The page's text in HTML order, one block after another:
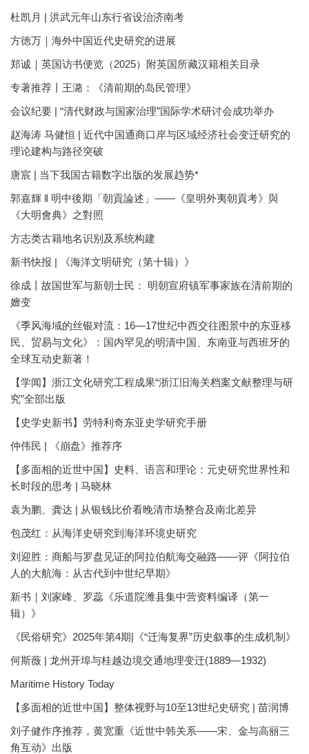
杜凯月 | 洪武元年山东行省设治济南考
方徳万｜海外中国近代史研究的进展
郑诚｜英国访书便览（2025）附英国所藏汉籍相关目录
专著推荐丨王潞：《清前期的岛民管理》
会议纪要 | “清代财政与国家治理”国际学术研讨会成功举办
赵海涛 马健恒 | 近代中国通商口岸与区域经济社会变迁研究的
理论建构与路径突破
唐宸 | 当下我国古籍数字出版的发展趋势*
郭嘉輝 ‖ 明中後期「朝貢論述」——《皇明外夷朝貢考》與
《大明會典》之對照
方志类古籍地名识别及系统构建
新书快报 | 《海洋文明研究（第十辑）》
徐成丨故国世军与新朝士民： 明朝宣府镇军事家族在清前期的
嬗变
《季风海域的丝银对流：16—17世纪中西交往图景中的东亚移
民、贸易与文化》：国内罕见的明清中国、东南亚与西班牙的
全球互动史新著！
【学闻】浙江文化研究工程成果“浙江旧海关档案文献整理与研
究”全部出版
【史学史新书】劳特利奇东亚史学研究手册
仲伟民 | 《崩盘》推荐序
【多面相的近世中国】史料、语言和理论：元史研究世界性和
长时段的思考 | 马晓林
袁为鹏、龚达 | 从银钱比价看晚清市场整合及南北差异
包茂红：从海洋史研究到海洋环境史研究
刘迎胜：商船与罗盘见证的阿拉伯航海交融路——评《阿拉伯
人的大航海：从古代到中世纪早期》
新书｜刘家峰、罗蕊《乐道院潍县集中营资料编译（第一
辑）》
《民俗研究》2025年第4期|《“迁海复界”历史叙事的生成机制》
何斯薇 | 龙州开埠与桂越边境交通地理变迁(1889—1932)
Maritime History Today
【多面相的近世中国】整体视野与10至13世纪史研究 | 苗润博
刘子健作序推荐，黄宽重《近世中韩关系——宋、金与高丽三
角互动》出版